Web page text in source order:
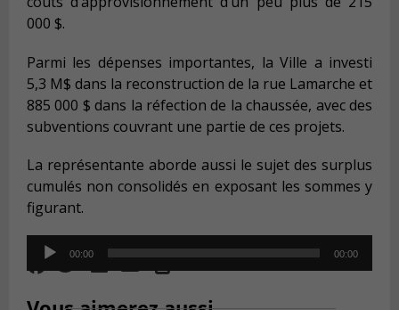
000 $.
Parmi les dépenses importantes, la Ville a investi
5,3 M$ dans la reconstruction de la rue Lamarche et
885 000 $ dans la réfection de la chaussée, avec des
subventions couvrant une partie de ces projets.
La représentante aborde aussi le sujet des surplus
cumulés non consolidés en exposant les sommes y
figurant.
Audio
Player
00:00 00:00